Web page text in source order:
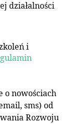
działalności
i
o nowościach
sms) od
Rozwoju